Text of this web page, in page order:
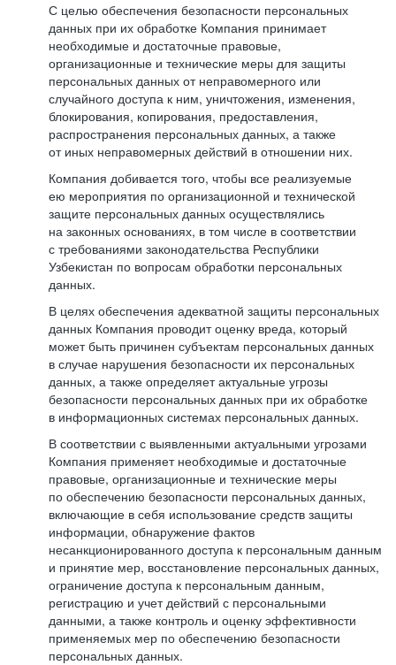
С целью обеспечения безопасности персональных
данных при их обработке Компания принимает
необходимые и достаточные правовые,
организационные и технические меры для защиты
персональных данных от неправомерного или
случайного доступа к ним, уничтожения, изменения,
блокирования, копирования, предоставления,
распространения персональных данных, а также
от иных неправомерных действий в отношении них.
Компания добивается того, чтобы все реализуемые
ею мероприятия по организационной и технической
защите персональных данных осуществлялись
на законных основаниях, в том числе в соответствии
с требованиями законодательства Республики
Узбекистан по вопросам обработки персональных
данных.
В целях обеспечения адекватной защиты персональных
данных Компания проводит оценку вреда, который
может быть причинен субъектам персональных данных
в случае нарушения безопасности их персональных
данных, а также определяет актуальные угрозы
безопасности персональных данных при их обработке
в информационных системах персональных данных.
В соответствии с выявленными актуальными угрозами
Компания применяет необходимые и достаточные
правовые, организационные и технические меры
по обеспечению безопасности персональных данных,
включающие в себя использование средств защиты
информации, обнаружение фактов
несанкционированного доступа к персональным данным
и принятие мер, восстановление персональных данных,
ограничение доступа к персональным данным,
регистрацию и учет действий с персональными
данными, а также контроль и оценку эффективности
применяемых мер по обеспечению безопасности
персональных данных.